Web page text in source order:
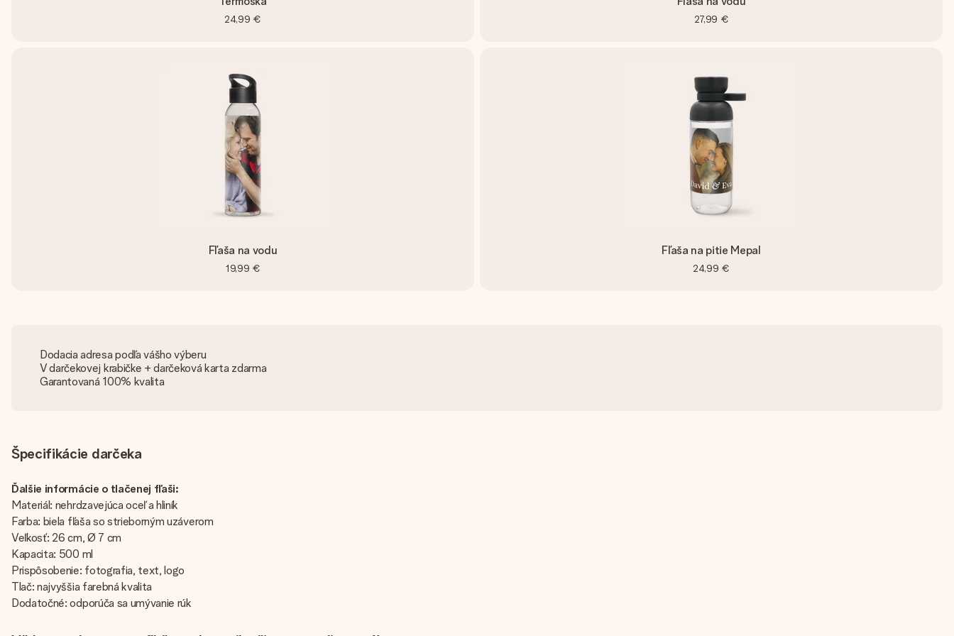
24,99 € 27,99 €
Fľaša na vodu
19,99 €
Fľaša na pitie Mepal
24,99 €
Dodacia adresa podľa vášho výberu
V darčekovej krabičke + darčeková karta zdarma
Garantovaná 100% kvalita
Špecifikácie darčeka
Ďalšie informácie o tlačenej fľaši:
Materiál: nehrdzavejúca oceľ a hliník
Farba: biela fľaša so strieborným uzáverom
Veľkosť: 26 cm, Ø 7 cm
Kapacita: 500 ml
Prispôsobenie: fotografia, text, logo
Tlač: najvyššia farebná kvalita
Dodatočné: odporúča sa umývanie rúk